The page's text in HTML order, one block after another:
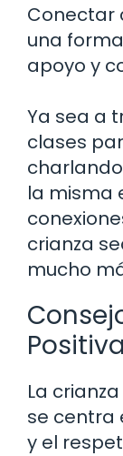
Conectar
una
apoyo y
Ya sea a
clases
la misma
crianza
mucho
Positiva
La
se centra
y el